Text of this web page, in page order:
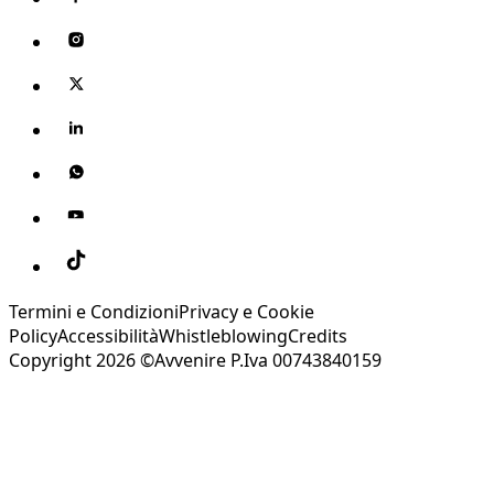
Termini e CondizioniPrivacy e Cookie
PolicyAccessibilitàWhistleblowingCredits
Copyright 2026 ©Avvenire P.Iva 00743840159